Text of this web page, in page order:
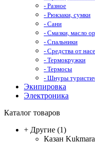
- Разное
- Рюкзаки, сумки
- Сани
- Смазки, масло
- Спальники
- Средства от
- Термокружки
- Термосы
- Шнуры
Экипировка
Электроника
Каталог товаров
+ Другие (1)
Казан